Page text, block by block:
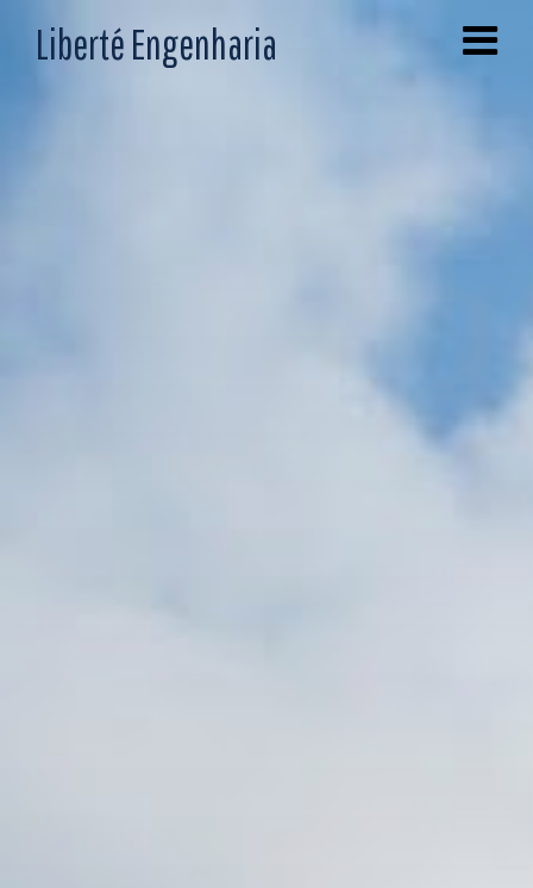
Liberté Engenharia